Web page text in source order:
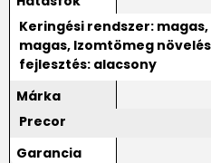
Keringési rendszer:
magas, Izomtömeg
fejlesztés: alacsony
Márka
Precor
Garancia